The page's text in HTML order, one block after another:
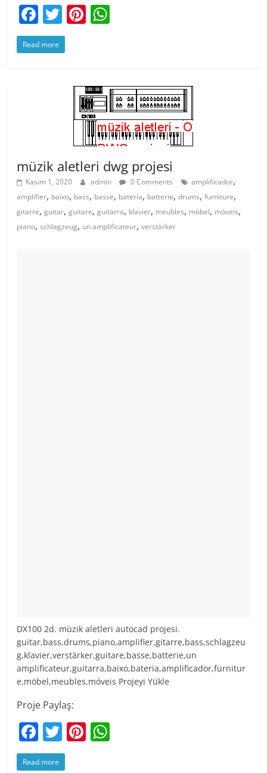
F
a
c
T
w
itt
Pi
st A
p
p
Read more
müzik aletleri dwg projesi
Kasım 1, 2020 admin 0 Comments amplificador,
amplifier, baixo, bass, basse, bateria, batterie,drums,furniture,
gitarre,guitar,guitare,guitarra, klavier, meubles, möbel, móveis,
piano,schlagzeug, un amplificateur,verstärker
DX100 2d. müzik aletleri autocad projesi.
guitar,bass,drums,piano,amplifier,gitarre,bass,schlagzeu
g,klavier,verstärker,guitare,basse,batterie,un
amplificateur,guitarra,baixo,bateria,amplificador,furnitur
e,möbel,meubles,móveis Projeyi Yükle
Proje Paylaş:
F
a
T
w
Pi
Read more